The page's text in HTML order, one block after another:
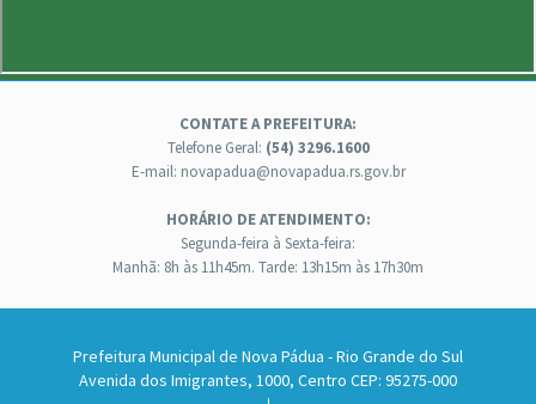
CONTATE A PREFEITURA:
Telefone Geral: (54) 3296.1600
E-mail: novapadua@novapadua.rs.gov.br
HORÁRIO DE ATENDIMENTO:
Segunda-feira à Sexta-feira:
Manhã: 8h às 11h45m. Tarde: 13h15m às 17h30m
Prefeitura Municipal de Nova Pádua - Rio Grande do Sul
Avenida dos Imigrantes, 1000, Centro CEP: 95275-000